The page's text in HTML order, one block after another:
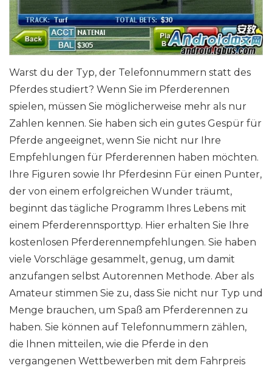
Warst du der Typ, der Telefonnummern statt des
Pferdes studiert? Wenn Sie im Pferderennen
spielen, müssen Sie möglicherweise mehr als nur
Zahlen kennen. Sie haben sich ein gutes Gespür für
Pferde angeeignet, wenn Sie nicht nur Ihre
Empfehlungen für Pferderennen haben möchten.
Ihre Figuren sowie Ihr Pferdesinn Für einen Punter,
der von einem erfolgreichen Wunder träumt,
beginnt das tägliche Programm Ihres Lebens mit
einem Pferderennsporttyp. Hier erhalten Sie Ihre
kostenlosen Pferderennempfehlungen. Sie haben
viele Vorschläge gesammelt, genug, um damit
anzufangen selbst Autorennen Methode. Aber als
Amateur stimmen Sie zu, dass Sie nicht nur Typ und
Menge brauchen, um Spaß am Pferderennen zu
haben. Sie können auf Telefonnummern zählen,
die Ihnen mitteilen, wie die Pferde in den
vergangenen Wettbewerben mit dem Fahrpreis